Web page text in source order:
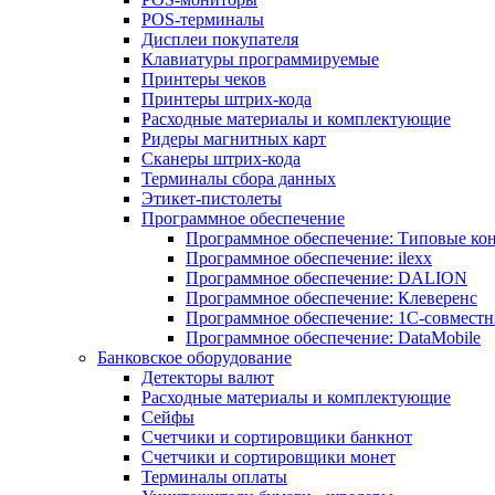
POS-терминалы
Дисплеи покупателя
Клавиатуры программируемые
Принтеры чеков
Принтеры штрих-кода
Расходные материалы и комплектующие
Ридеры магнитных карт
Сканеры штрих-кода
Терминалы сбора данных
Этикет-пистолеты
Программное обеспечение
Программное обеспечение: Типовые
Программное обеспечение: ilexx
Программное обеспечение: DALION
Программное обеспечение: Клеверенс
Программное обеспечение: 1С-
Программное обеспечение: DataMobile
Банковское оборудование
Детекторы валют
Расходные материалы и комплектующие
Сейфы
Счетчики и сортировщики банкнот
Счетчики и сортировщики монет
Терминалы оплаты